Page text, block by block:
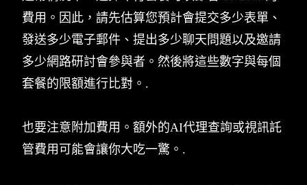
費用。因此，請先估算您預計會提交多少表單、
發送多少電子郵件、提出多少聊天問題以及邀請
多少網路研討會參與者。然後將這些數字與每個
套餐的限額進行比對。.
也要注意附加費用。額外的AI代理查詢或視訊託
管費用可能會讓你大吃一驚。.